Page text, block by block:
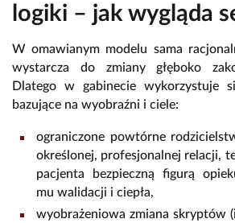
logiki – jak wygląda
W omawianym modelu sama
wystarcza do zmiany głęboko
Dlatego w gabinecie wykorzystuje
bazujące na wyobraźni i ciele:
ograniczone powtórne
określonej, profesjonalnej relacji,
pacjenta bezpieczną figurą
mu walidacji i ciepła,
wyobrażeniowa zmiana skryptów